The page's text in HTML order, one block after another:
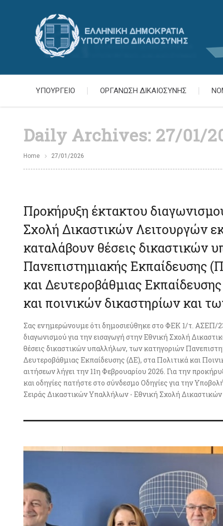
ΥΠΟΥΡΓΕΙΟ ΟΡΓΑΝΩΣΗ ΔΙΚΑΙΟΣΥΝΗΣ
Daily Archives: 27/01/
Home 27/01/2026
Προκήρυξη έκτακτου
Σχολή Δικαστικών Λειτουργών
καταλάβουν θέσεις δικαστικών
Πανεπιστημιακής Εκπαίδευσης
και Δευτεροβάθμιας
και ποινικών δικαστηρίων και
Σας ενημερώνουμε ότι δημοσιεύθηκε στο ΦΕΚ 1/τ. ΑΣΕΠ/
διαγωνισμού για την εισαγωγή στην Εθνική Σχολή
θέσεις δικαστικών υπαλλήλων, των κατηγοριών
Δευτεροβάθμιας Εκπαίδευσης (ΔΕ), στα Πολιτικά και
αιτήσεων λήγει την 11η Φεβρουαρίου 2026. Για την
και οδηγίες πατήστε στο σύνδεσμο Οδηγίες για την
Σειράς Δικαστικών Υπαλλήλων - Εθνική Σχολή